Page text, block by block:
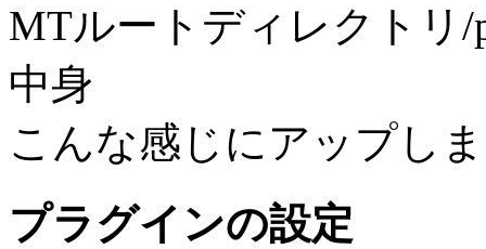
MTルートディレクトリ/
中身
こんな感じにアップし
プラグインの設定